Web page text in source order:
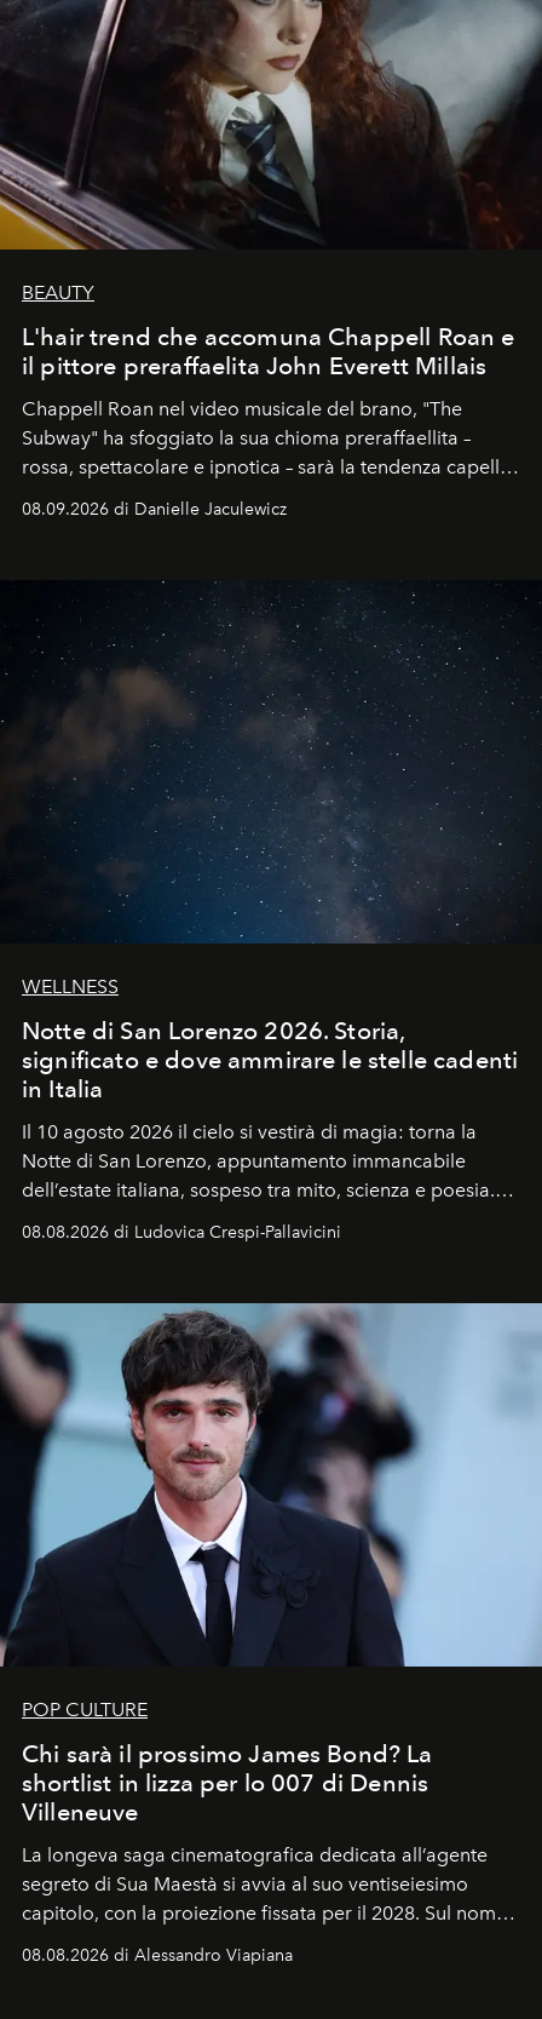
BEAUTY
L'hair trend che accomuna Chappell Roan e
il pittore preraffaelita John Everett Millais
Chappell Roan nel video musicale del brano, "The
Subway" ha sfoggiato la sua chioma preraffaellita –
rossa, spettacolare e ipnotica – sarà la tendenza capelli
dell'autunno?
08.09.2026 di Danielle Jaculewicz
WELLNESS
Notte di San Lorenzo 2026. Storia,
significato e dove ammirare le stelle cadenti
in Italia
Il 10 agosto 2026 il cielo si vestirà di magia: torna la
Notte di San Lorenzo, appuntamento immancabile
dell’estate italiana, sospeso tra mito, scienza e poesia.
Sarà il momento in cui gli occhi si alzano verso la volta
celeste per seguire il passaggio delle
all’universo i desideri più segreti
08.08.2026 di Ludovica Crespi-Pallavicini
POP CULTURE
Chi sarà il prossimo James Bond? La
shortlist in lizza per lo 007 di Dennis
Villeneuve
La longeva saga cinematografica dedicata all’agente
segreto di Sua Maestà si avvia al suo ventiseiesimo
capitolo, con la proiezione fissata per il 2028. Sul nome
dell’attore chiamato a raccogliere l’eredità di Daniel
Craig, però, regna ancora il più assoluto riserbo.
08.08.2026 di Alessandro Viapiana